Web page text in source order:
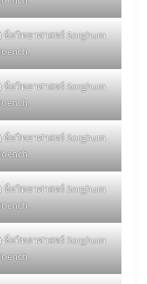
ชื่อวิทยาศาสตร์ Sorghum
ชื่อวิทยาศาสตร์ Sorghum
ชื่อวิทยาศาสตร์ Sorghum
ชื่อวิทยาศาสตร์ Sorghum
ชื่อวิทยาศาสตร์ Sorghum